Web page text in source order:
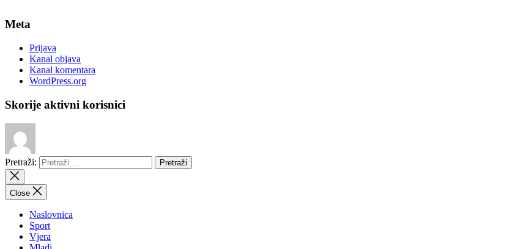
Meta
Prijava
Kanal objava
Kanal komentara
WordPress.org
Skorije aktivni korisnici
Pretraži:
Close
Naslovnica
Sport
Vjera